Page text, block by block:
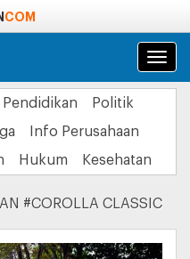
COM
Pendidikan
Politik
Info Perusahaan
Hukum Kesehatan
#COROLLA CLASSIC